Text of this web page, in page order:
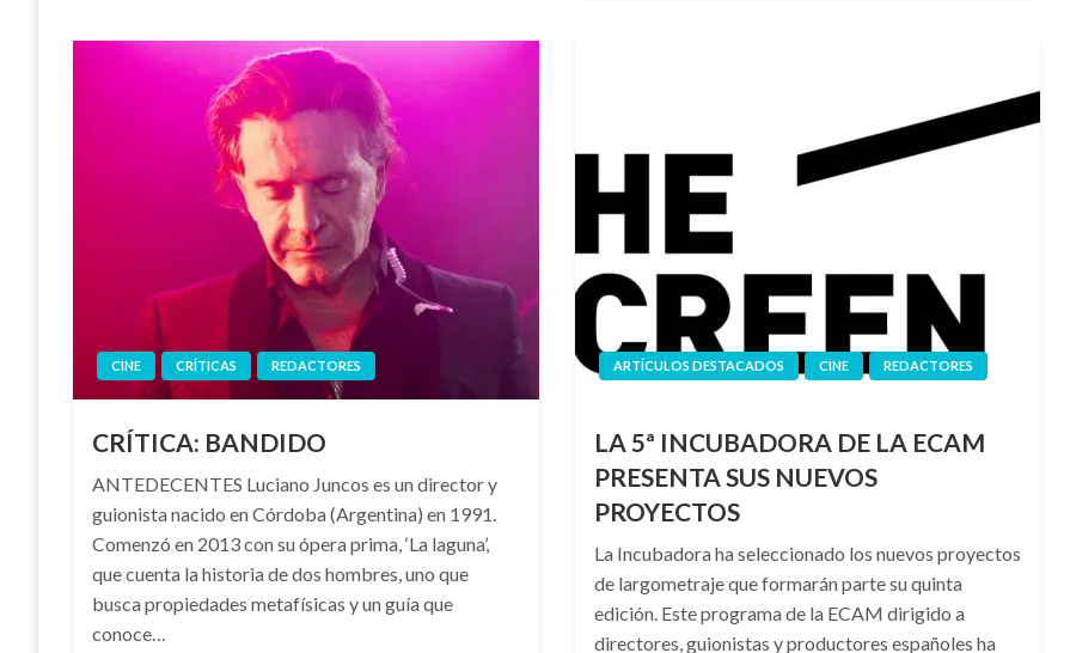
CINE CRÍTICAS REDACTORES
CRÍTICA: BANDIDO
ANTEDECENTES Luciano Juncos es un director y
guionista nacido en Córdoba (Argentina) en 1991.
Comenzó en 2013 con su ópera prima, ‘La laguna’,
que cuenta la historia de dos hombres, uno que
busca propiedades metafísicas y un guía que
conoce…
ARTÍCULOS DESTACADOS CINE REDACTORES
LA 5ª INCUBADORA DE LA ECAM
PRESENTA SUS NUEVOS
PROYECTOS
La Incubadora ha seleccionado los nuevos proyectos
de largometraje que formarán parte su quinta
edición. Este programa de la ECAM dirigido a
directores, guionistas y productores españoles ha